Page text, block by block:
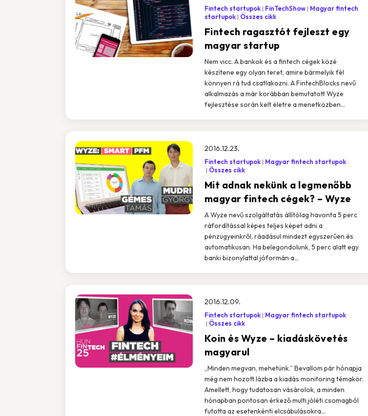
Fintech ragasztót fejleszt egy
magyar startup
Fintech startupok FinTechShow
Magyar fintech
startupok
Összes cikk
Nem vicc. A bankok és a fintech cégek közé
készítene egy olyan teret, amire bármelyik fél
könnyen rá tud csatlakozni. A FintechBlocks nevű
alkalmazás a már korábban bemutatott Wyze
fejlesztése során kelt életre a menetközben...
Mit adnak nekünk a legmenőbb
magyar fintech cégek? – Wyze
2016.12.23.
Fintech startupok
Magyar fintech startupok
Összes cikk
A Wyze nevű szolgáltatás állítólag havonta 5 perc
ráfordítással képes teljes képet adni a
pénzügyeinkről, ráadásul mindezt egyszerűen és
automatikusan. Ha belegondolunk, 5 perc alatt egy
banki bizonylattal jóformán a...
Koin és Wyze – kiadáskövetés
magyarul
2016.12.09.
Fintech startupok
Magyar fintech startupok
Összes cikk
„Minden megvan, mehetünk.” Bevallom pár hónapja
még nem hozott lázba a kiadás monitoring témakör.
Amellett, hogy tudatosan vásárolok, a minden
hónapban pontosan érkező multi jóléti csomagból
futotta az esetenkénti elcsábulásokra...